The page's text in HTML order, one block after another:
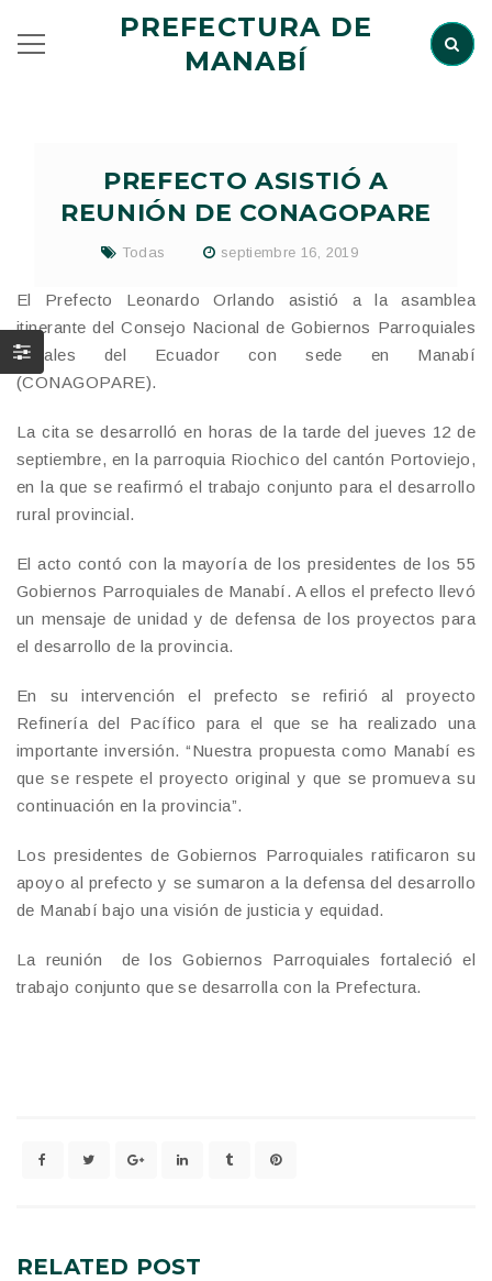
PREFECTURA DE
MANABÍ
PREFECTO ASISTIÓ A
REUNIÓN DE CONAGOPARE
Todas septiembre 16, 2019
El Prefecto Leonardo Orlando asistió a la asamblea
itinerante del Consejo Nacional de Gobiernos Parroquiales
Rurales del Ecuador con sede en Manabí
(CONAGOPARE).
La cita se desarrolló en horas de la tarde del jueves 12 de
septiembre, en la parroquia Riochico del cantón Portoviejo,
en la que se reafirmó el trabajo conjunto para el desarrollo
rural provincial.
El acto contó con la mayoría de los presidentes de los 55
Gobiernos Parroquiales de Manabí. A ellos el prefecto llevó
un mensaje de unidad y de defensa de los proyectos para
el desarrollo de la provincia.
En su intervención el prefecto se refirió al proyecto
Refinería del Pacífico para el que se ha realizado una
importante inversión. “Nuestra propuesta como Manabí es
que se respete el proyecto original y que se promueva su
continuación en la provincia”.
Los presidentes de Gobiernos Parroquiales ratificaron su
apoyo al prefecto y se sumaron a la defensa del desarrollo
de Manabí bajo una visión de justicia y equidad.
La reunión de los Gobiernos Parroquiales fortaleció el
trabajo conjunto que se desarrolla con la Prefectura.
RELATED POST